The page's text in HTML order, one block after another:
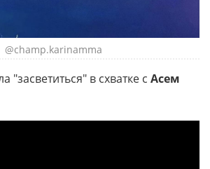
@champ.karinamma
"засветиться" в схватке с Асем